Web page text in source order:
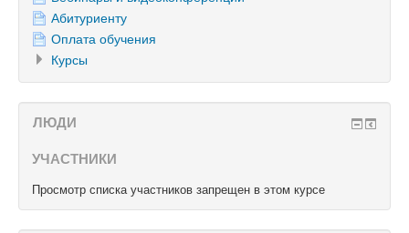
Абитуриенту
Оплата обучения
Курсы
ЛЮДИ
УЧАСТНИКИ
Просмотр списка участников запрещен в этом курсе